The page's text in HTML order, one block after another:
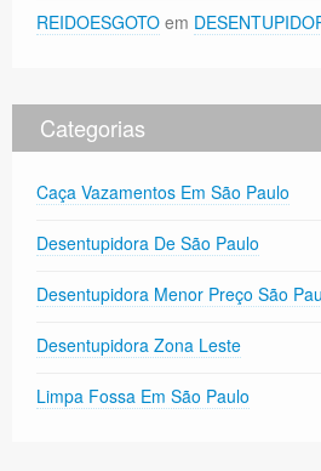
REIDOESGOTO em
Categorias
Caça Vazamentos Em São Paulo
Desentupidora De São Paulo
Desentupidora Menor Preço São
Desentupidora Zona Leste
Limpa Fossa Em São Paulo